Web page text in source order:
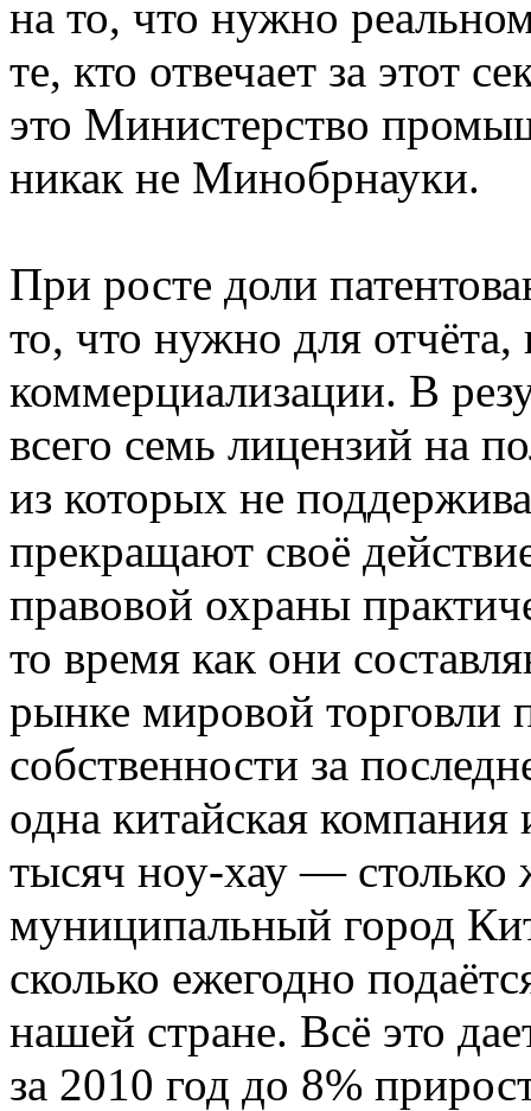
на то, что нужно
те, кто отвечает за этот
это Министерство
никак не Минобрнауки.
При росте доли
то, что нужно для
коммерциализации. В
всего семь лицензий на
из которых не
прекращают своё
правовой охраны
то время как они
рынке мировой торговли
собственности за
одна китайская компания
тысяч ноу-хау — столько
муниципальный город
сколько ежегодно
нашей стране. Всё это
за 2010 год до 8%